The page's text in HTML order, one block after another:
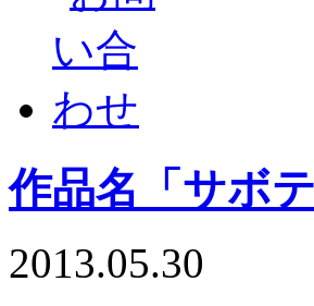
作品名「サボテ
2013.05.30